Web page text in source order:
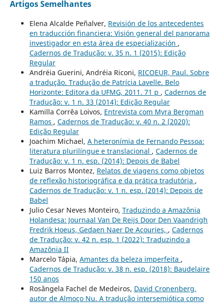
Artigos Semelhantes
Elena Alcalde Peñalver, Revisión de los antecedentes
en traducción financiera: Visión general del panorama
investigador en esta área de especialización ,
Cadernos de Tradução: v. 35 n. 1 (2015): Edição
Regular
Andréia Guerini, Andréia Riconi, RICOEUR, Paul. Sobre
a tradução. Tradução de Patrícia Lavelle. Belo
Horizonte: Editora da UFMG, 2011. 71 p , Cadernos de
Tradução: v. 1 n. 33 (2014): Edição Regular
Kamilla Corrêa Loivos, Entrevista com Myra Bergman
Ramos , Cadernos de Tradução: v. 40 n. 2 (2020):
Edição Regular
Joachim Michael, A heteronímia de Fernando Pessoa:
literatura plurilíngue e translacional , Cadernos de
Tradução: v. 1 n. esp. (2014): Depois de Babel
Luiz Barros Montez, Relatos de viagens como objetos
de reflexão historiográfica e da prática tradutória ,
Cadernos de Tradução: v. 1 n. esp. (2014): Depois de
Babel
Julio Cesar Neves Monteiro, Traduzindo a Amazônia
Holandesa: Journaal Van De Reijs Door Den Vaandrigh
Fredrik Hoeus, Gedaen Naer De Acouries, , Cadernos
de Tradução: v. 42 n. esp. 1 (2022): Traduzindo a
Amazônia II
Marcelo Tápia, Amantes da beleza imperfeita ,
Cadernos de Tradução: v. 38 n. esp. (2018): Baudelaire
150 anos
Rosângela Fachel de Medeiros, David Cronenberg,
autor de Almoço Nu. A tradução intersemiótica como